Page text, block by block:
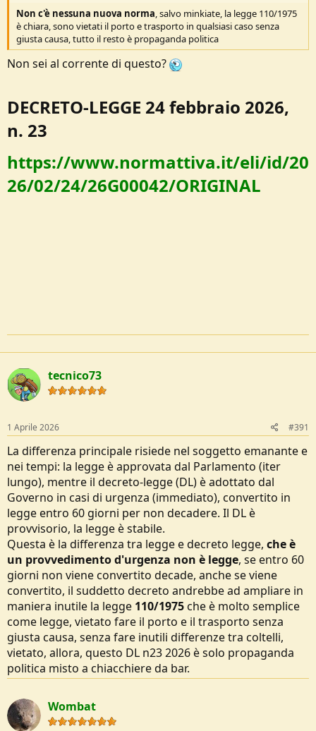
Non c'è nessuna nuova norma, salvo minkiate, la legge 110/1975
è chiara, sono vietati il porto e trasporto in qualsiasi caso senza
giusta causa, tutto il resto è propaganda politica
Non sei al corrente di questo?
DECRETO-LEGGE 24 febbraio 2026,
n. 23​
https://www.normattiva.it/eli/id/20
26/02/24/26G00042/ORIGINAL
tecnico73
1 Aprile 2026 #391
La differenza principale risiede nel soggetto emanante e
nei tempi: la legge è approvata dal Parlamento (iter
lungo), mentre il decreto-legge (DL) è adottato dal
Governo in casi di urgenza (immediato), convertito in
legge entro 60 giorni per non decadere. Il DL è
provvisorio, la legge è stabile.
Questa è la differenza tra legge e decreto legge, che è
un provvedimento d'urgenza non è legge, se entro 60
giorni non viene convertito decade, anche se viene
convertito, il suddetto decreto andrebbe ad ampliare in
maniera inutile la legge 110/1975che è molto semplice
come legge, vietato fare il porto e il trasporto senza
giusta causa, senza fare inutili differenze tra coltelli,
vietato, allora, questo DL n23 2026 è solo propaganda
politica misto a chiacchiere da bar.
Wombat